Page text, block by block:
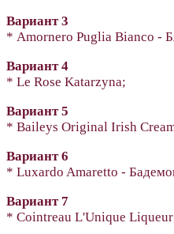
Вариант 3
* Amornero Puglia Bianco -
Вариант 4
* Le Rose Katarzyna;
Вариант 5
* Baileys Original Irish
Вариант 6
* Luxardo Amaretto -
Вариант 7
* Cointreau L'Unique